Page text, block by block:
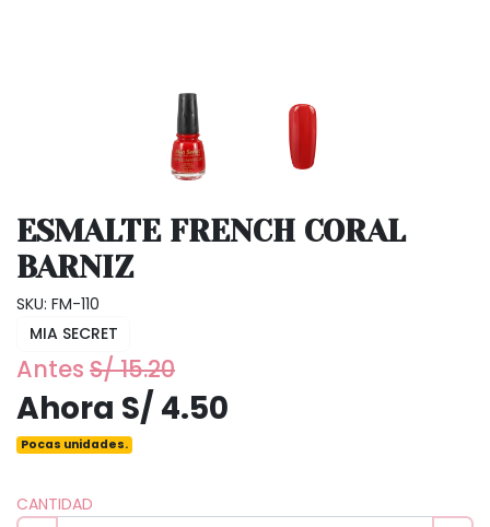
ESMALTE FRENCH CORAL
BARNIZ
SKU: FM-110
MIA SECRET
Antes S/ 15.20
Ahora S/ 4.50
Pocas unidades.
CANTIDAD